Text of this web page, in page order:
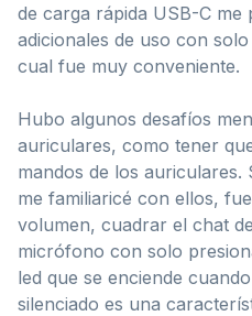
de carga rápida USB-C
adicionales de uso con
cual fue muy conveniente.
Hubo algunos desafíos
auriculares, como tener
mandos de los
me familiaricé con ellos,
volumen, cuadrar el chat
micrófono con solo
led que se enciende
silenciado es una